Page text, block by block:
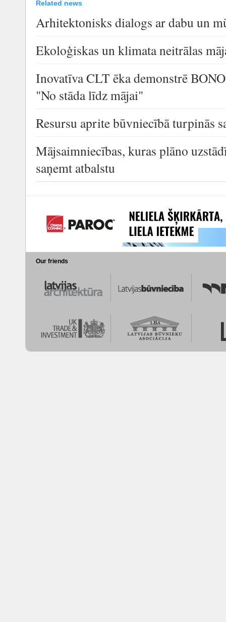
Related news
Arhitektonisks dialogs ar dabu un
Ekoloģiskas un klimata neitrālas
Inovatīva CLT ēka demonstrē
"No stāda līdz mājai"
Resursu aprite būvniecībā turpinās
Mājsaimniecības, kuras plāno
saņemt atbalstu
Our friends